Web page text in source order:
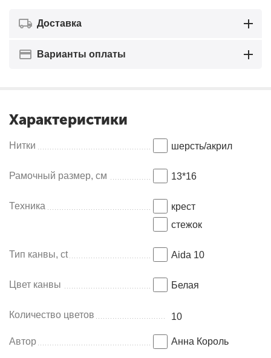
Доставка
Варианты оплаты
Характеристики
Нитки шерсть/акрил
Рамочный размер, см 13*16
Техника
крест
стежок
Тип канвы, ct Aida 10
Цвет канвы Белая
Количество цветов 10
Автор Анна Король